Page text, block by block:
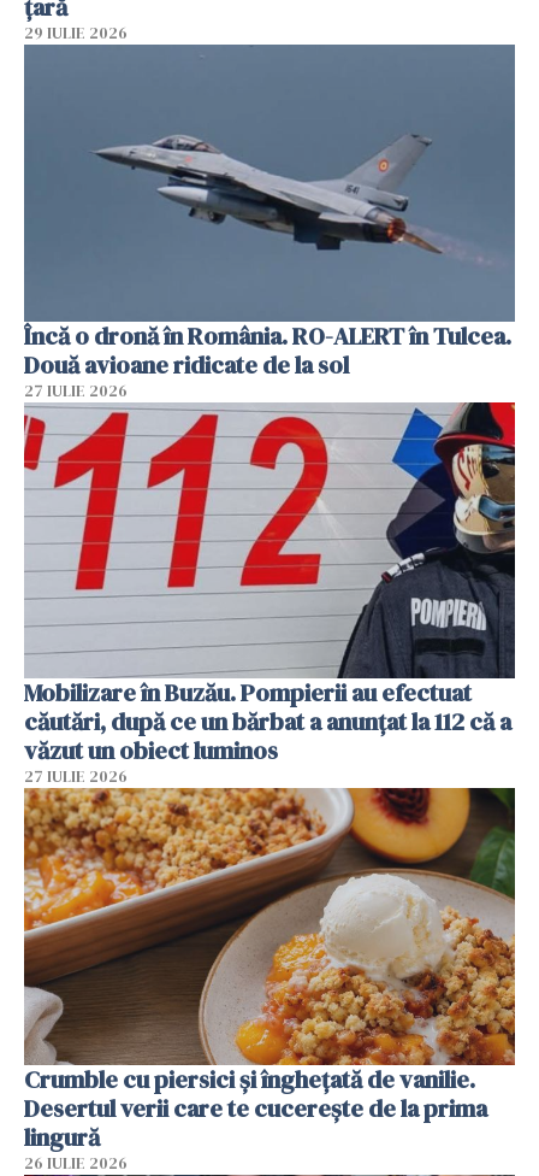
țară
29 IULIE 2026
Încă o dronă în România. RO-ALERT în Tulcea.
Două avioane ridicate de la sol
27 IULIE 2026
Mobilizare în Buzău. Pompierii au efectuat
căutări, după ce un bărbat a anunțat la 112 că a
văzut un obiect luminos
27 IULIE 2026
Crumble cu piersici și înghețată de vanilie.
Desertul verii care te cucerește de la prima
lingură
26 IULIE 2026